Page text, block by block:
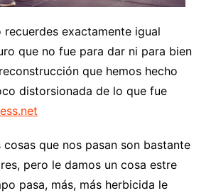
exactamente igual
que no fue para dar ni para bien
que hemos hecho
distorsionada de lo que fue
cosas que nos pasan son bastante
pero le damos un cosa estre
pasa, más, más herbicida le